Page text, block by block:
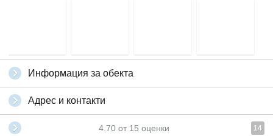
Информация за обекта
Адрес и контакти
4.70 от 15 оценки 14